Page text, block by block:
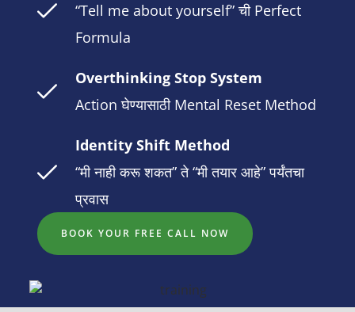
“Tell me about yourself” ची Perfect
Formula
Overthinking Stop System
Action घेण्यासाठी Mental Reset Method
Identity Shift Method
“मी नाही करू शकत” ते “मी तयार आहे” पर्यंतचा
प्रवास
BOOK YOUR FREE CALL NOW